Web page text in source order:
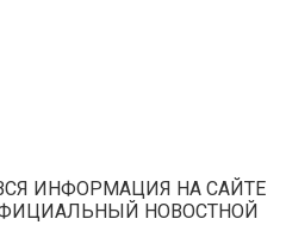
ИНФОРМАЦИЯ НА САЙТЕ
НОВОСТНОЙ